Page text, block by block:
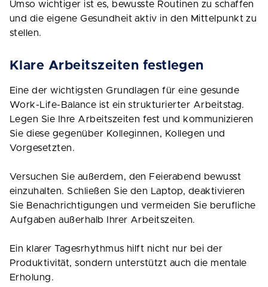
Umso wichtiger ist es, bewusste Routinen zu schaffen
und die eigene Gesundheit aktiv in den Mittelpunkt zu
stellen.
Klare Arbeitszeiten festlegen
Eine der wichtigsten Grundlagen für eine gesunde
Work-Life-Balance ist ein strukturierter Arbeitstag.
Legen Sie Ihre Arbeitszeiten fest und kommunizieren
Sie diese gegenüber Kolleginnen, Kollegen und
Vorgesetzten.
Versuchen Sie außerdem, den Feierabend bewusst
einzuhalten. Schließen Sie den Laptop, deaktivieren
Sie Benachrichtigungen und vermeiden Sie berufliche
Aufgaben außerhalb Ihrer Arbeitszeiten.
Ein klarer Tagesrhythmus hilft nicht nur bei der
Produktivität, sondern unterstützt auch die mentale
Erholung.